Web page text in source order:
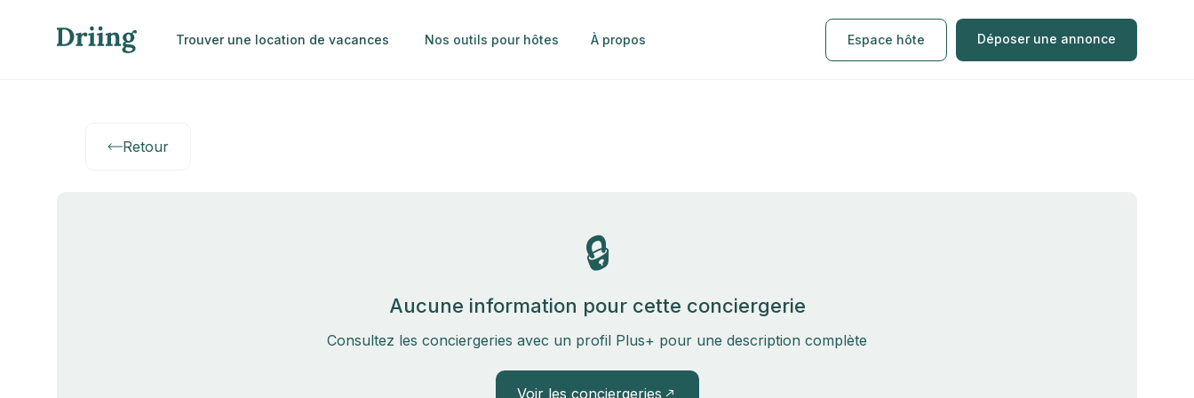
Trouver une location de vacances Nos outils pour hôtes À propos Espace hôte Déposer une annonce
Retour
🔒
Aucune information pour cette conciergerie
Consultez les conciergeries avec un profil Plus+ pour une description complète
Voir les conciergeries